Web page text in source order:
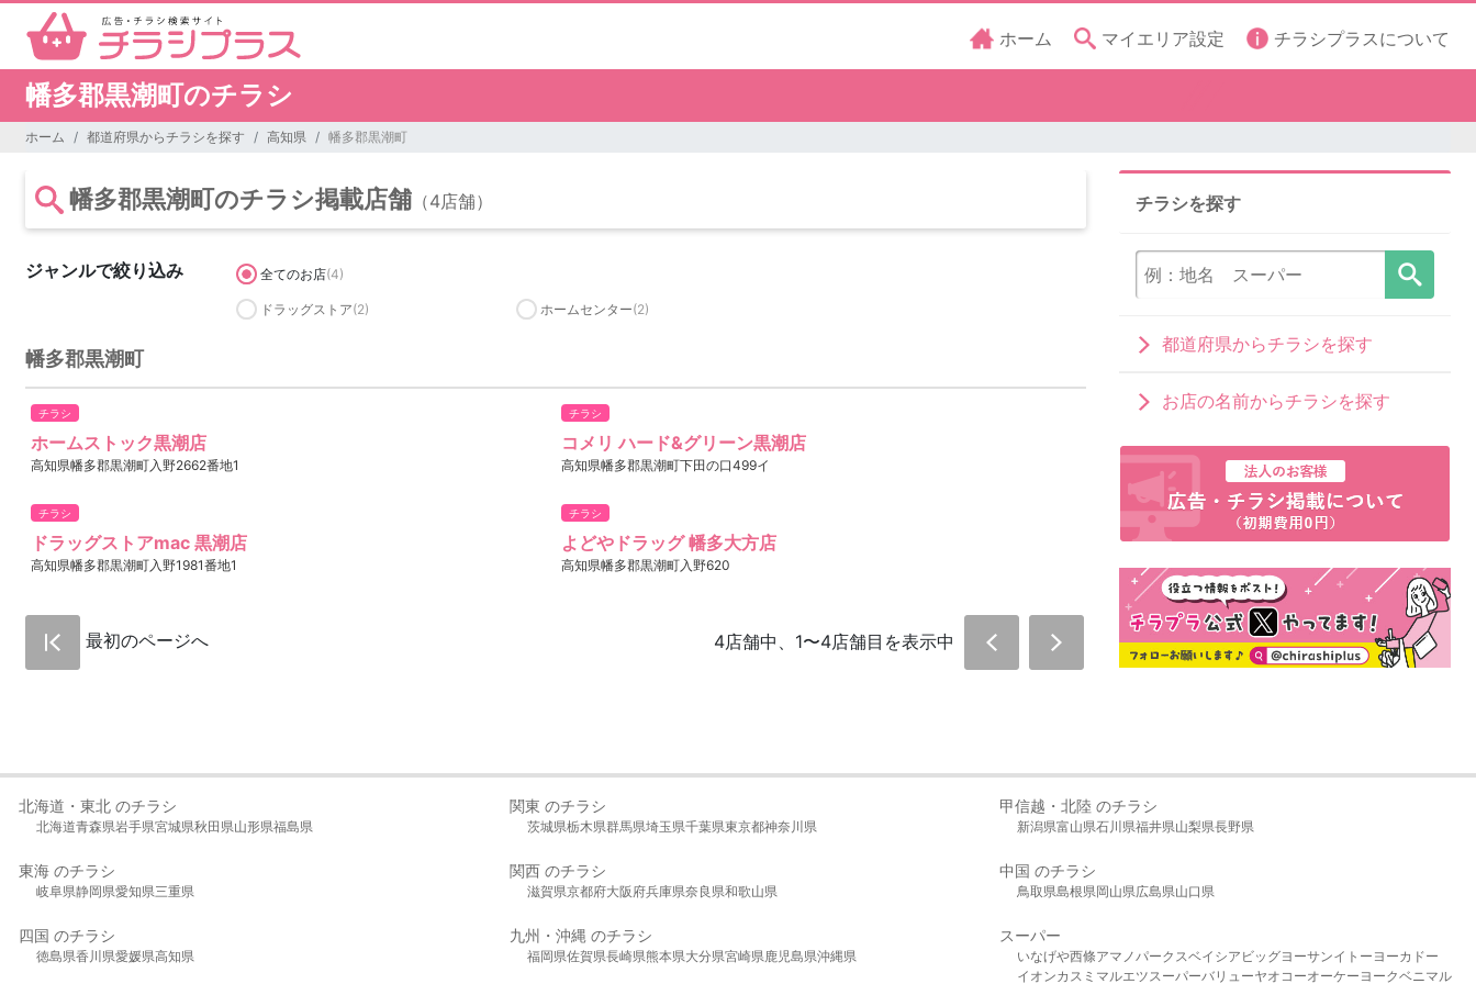
ホーム マイエリア設定 チラシプラスについて
幡多郡黒潮町のチラシ
ホーム 都道府県からチラシを探す 高知県 幡多郡黒潮町
幡多郡黒潮町のチラシ掲載店舗 （4店舗）
ジャンルで絞り込み 全てのお店(4)
ドラッグストア(2) ホームセンター(2)
幡多郡黒潮町
チラシ
ホームストック黒潮店
高知県幡多郡黒潮町入野2662番地1
チラシ
コメリ ハード&グリーン黒潮店
高知県幡多郡黒潮町下田の口499イ
チラシ
ドラッグストアmac 黒潮店
高知県幡多郡黒潮町入野1981番地1
チラシ
よどやドラッグ 幡多大方店
高知県幡多郡黒潮町入野620
最初のページへ 4店舗中、1〜4店舗目を表示中
チラシを探す
都道府県からチラシを探す
お店の名前からチラシを探す
北海道・東北 のチラシ
北海道青森県岩手県宮城県秋田県山形県福島県
関東 のチラシ
茨城県栃木県群馬県埼玉県千葉県東京都神奈川県
甲信越・北陸 のチラシ
新潟県富山県石川県福井県山梨県長野県
東海 のチラシ
岐阜県静岡県愛知県三重県
関西 のチラシ
滋賀県京都府大阪府兵庫県奈良県和歌山県
中国 のチラシ
鳥取県島根県岡山県広島県山口県
四国 のチラシ
徳島県香川県愛媛県高知県
九州・沖縄 のチラシ
福岡県佐賀県長崎県熊本県大分県宮崎県鹿児島県沖縄県
スーパー
いなげや西條アマノパークスベイシア ビッグヨーサンイトーヨーカドー
イオンカスミ マルエツスーパーバリューヤオコーオーケー ヨークベニマル